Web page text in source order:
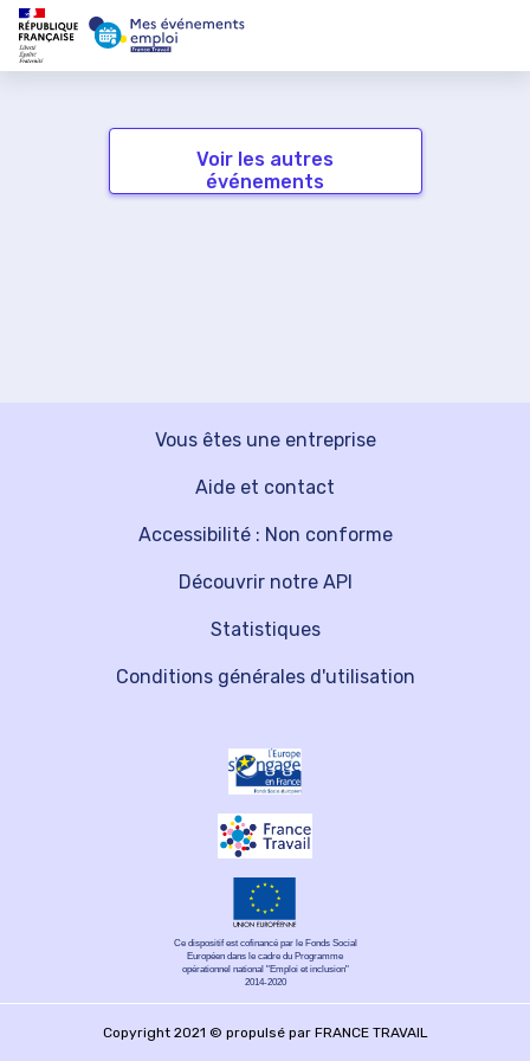
Voir les autres
événements
Vous êtes une entreprise
Découvrir notre API
Aide et contact
Statistiques
Accessibilité : Non conforme
Conditions générales d'utilisation
Ce dispositif est cofinancé par le Fonds Social
Européen dans le cadre du Programme
opérationnel national "Emploi et inclusion"
2014-2020
Copyright 2021 © propulsé par FRANCE TRAVAIL